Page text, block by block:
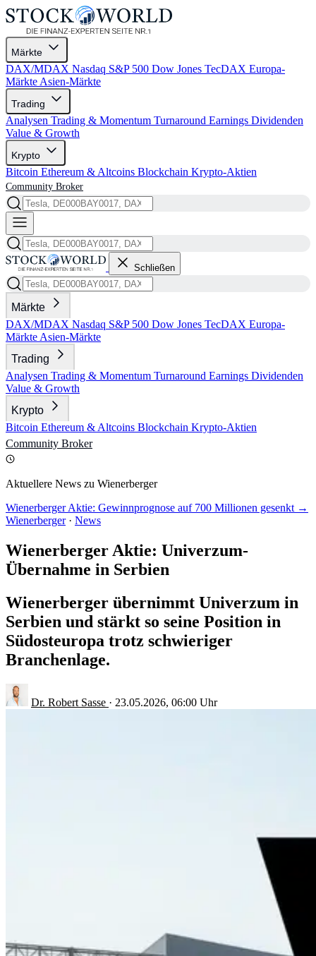
Märkte
DAX/MDAX Nasdaq S&P 500 Dow Jones TecDAX Europa-
Märkte Asien-Märkte
Trading
Analysen Trading & Momentum Turnaround Earnings Dividenden
Value & Growth
Krypto
Bitcoin Ethereum & Altcoins Blockchain Krypto-Aktien
Community Broker
Schließen
Märkte
DAX/MDAX Nasdaq S&P 500 Dow Jones TecDAX Europa-
Märkte Asien-Märkte
Trading
Analysen Trading & Momentum Turnaround Earnings Dividenden
Value & Growth
Krypto
Bitcoin Ethereum & Altcoins Blockchain Krypto-Aktien
Community Broker
Aktuellere News zu Wienerberger
Wienerberger Aktie: Gewinnprognose auf 700 Millionen gesenkt →
Wienerberger · News
Wienerberger Aktie: Univerzum-
Übernahme in Serbien
Wienerberger übernimmt Univerzum in
Serbien und stärkt so seine Position in
Südosteuropa trotz schwieriger
Branchenlage.
Dr. Robert Sasse · 23.05.2026, 06:00 Uhr